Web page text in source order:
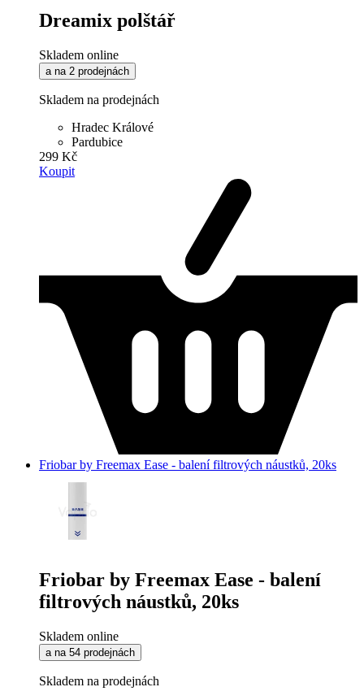
Dreamix polštář
Skladem online
a na 2 prodejnách
Skladem na prodejnách
Hradec Králové
Pardubice
299 Kč
Koupit
Friobar by Freemax Ease - balení filtrových náustků, 20ks
Friobar by Freemax Ease - balení
filtrových náustků, 20ks
Skladem online
a na 54 prodejnách
Skladem na prodejnách